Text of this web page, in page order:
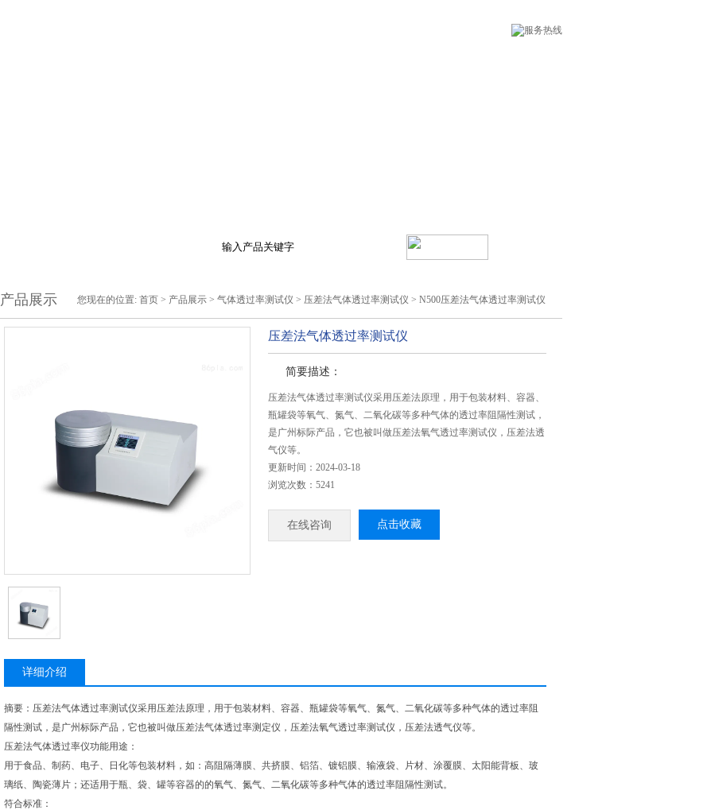
产品展示 您现在的位置: 首页 > 产品展示 > 气体透过率测试仪 > 压差法气体透过率测试仪 > N500压差法气体透过率测试仪
压差法气体透过率测试仪
简要描述：
压差法气体透过率测试仪采用压差法原理，用于包装材料、容器、
瓶罐袋等氧气、氮气、二氧化碳等多种气体的透过率阻隔性测试，
是广州标际产品，它也被叫做压差法氧气透过率测试仪，压差法透
气仪等。
更新时间：2024-03-18
浏览次数：5241
在线咨询 点击收藏
详细介绍
摘要：压差法气体透过率测试仪采用压差法原理，用于包装材料、容器、瓶罐袋等氧气、氮气、二氧化碳等多种气体的透过率阻
隔性测试，是广州标际产品，它也被叫做压差法气体透过率测定仪，压差法氧气透过率测试仪，压差法透气仪等。
压差法气体透过率仪功能用途：
用于食品、制药、电子、日化等包装材料，如：高阻隔薄膜、共挤膜、铝箔、镀铝膜、输液袋、片材、涂覆膜、太阳能背板、玻
璃纸、陶瓷薄片；还适用于瓶、袋、罐等容器的的氧气、氮气、二氧化碳等多种气体的透过率阻隔性测试。
符合标准：